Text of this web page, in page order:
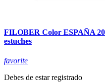
FILOBER Color ESPAÑA
estuches
favorite
Debes de estar registrado